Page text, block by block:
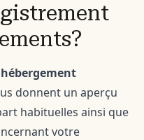
donnent un aperçu
habituelles ainsi que
votre